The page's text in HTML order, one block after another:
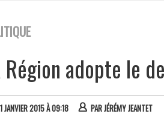
Région adopte le
JANVIER 2015 À 09:18 PARJÉRÉMY JEANTET